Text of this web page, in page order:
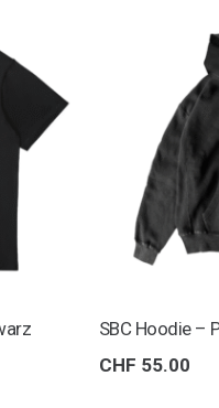
SBC Hoodie –
CHF 55.00